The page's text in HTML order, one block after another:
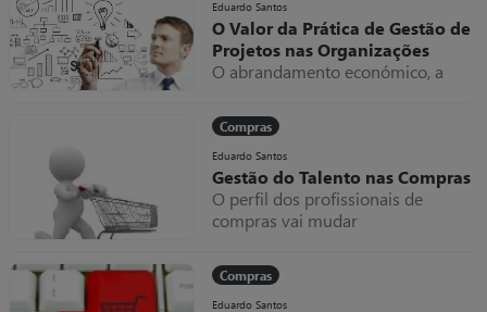
Eduardo Santos
O Valor da Prática de Gestão de
Projetos nas Organizações
O abrandamento económico, a
dos mercados e a exigência de
inovação criam um ambiente de
negócios muito complexo e de
elevado risco, forçando as
organizações a serem mais ágeis,
mais orientadas por projetos, e
práticas de gestão de portfólios,
programas e projetos.
Compras
Eduardo Santos
Gestão do Talento nas Compras
O perfil dos profissionais de
compras vai mudar
competências dos compradores vai
evoluir
Compras
Eduardo Santos